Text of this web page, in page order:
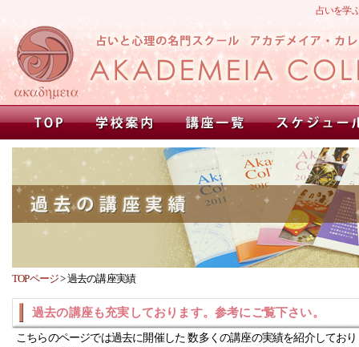
占いを学
TOPページ>過去の講座実績
過去の講座も充実しております。参考にご覧下さい。
こちらのページでは過去に開催した 数多くの講座の実績を紹介してお